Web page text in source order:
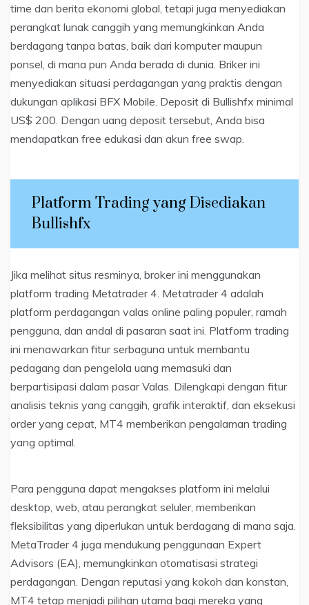
time dan berita ekonomi global, tetapi juga menyediakan
perangkat lunak canggih yang memungkinkan Anda
berdagang tanpa batas, baik dari komputer maupun
ponsel, di mana pun Anda berada di dunia. Briker ini
menyediakan situasi perdagangan yang praktis dengan
dukungan aplikasi BFX Mobile. Deposit di Bullishfx minimal
US$ 200. Dengan uang deposit tersebut, Anda bisa
mendapatkan free edukasi dan akun free swap.
Platform Trading yang Disediakan
Bullishfx
Jika melihat situs resminya, broker ini menggunakan
platform trading Metatrader 4. Metatrader 4 adalah
platform perdagangan valas online paling populer, ramah
pengguna, dan andal di pasaran saat ini. Platform trading
ini menawarkan fitur serbaguna untuk membantu
pedagang dan pengelola uang memasuki dan
berpartisipasi dalam pasar Valas. Dilengkapi dengan fitur
analisis teknis yang canggih, grafik interaktif, dan eksekusi
order yang cepat, MT4 memberikan pengalaman trading
yang optimal.
Para pengguna dapat mengakses platform ini melalui
desktop, web, atau perangkat seluler, memberikan
fleksibilitas yang diperlukan untuk berdagang di mana saja.
MetaTrader 4 juga mendukung penggunaan Expert
Advisors (EA), memungkinkan otomatisasi strategi
perdagangan. Dengan reputasi yang kokoh dan konstan,
MT4 tetap menjadi pilihan utama bagi mereka yang